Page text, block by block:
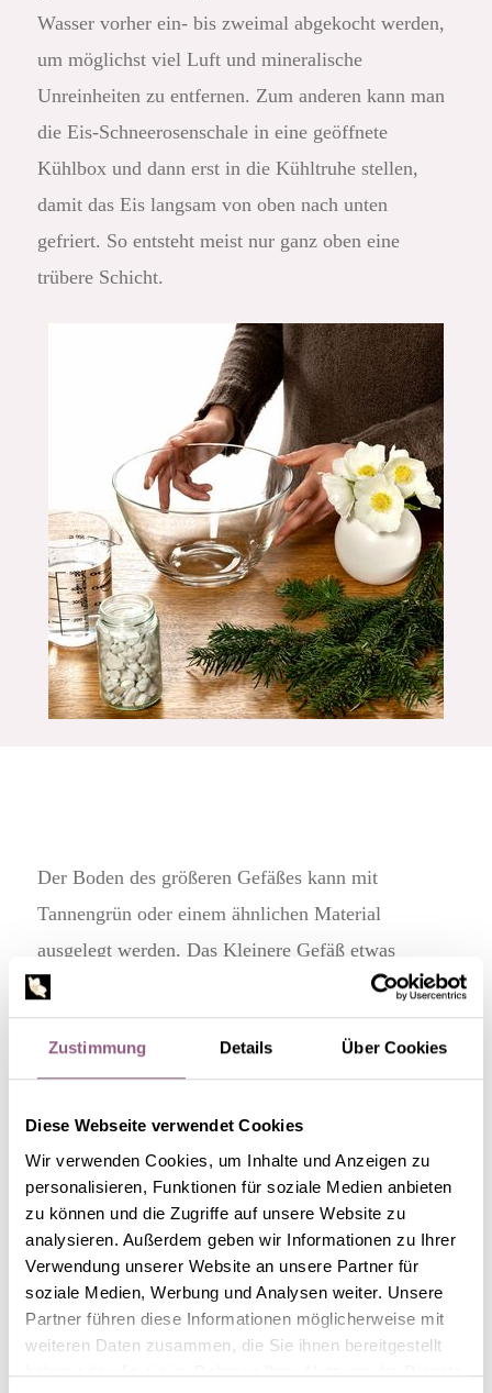
Zustimmung Details Über Cookies
Diese Webseite verwendet Cookies
Wir verwenden Cookies, um Inhalte und Anzeigen zu
personalisieren, Funktionen für soziale Medien anbieten
zu können und die Zugriffe auf unsere Website zu
analysieren. Außerdem geben wir Informationen zu Ihrer
Verwendung unserer Website an unsere Partner für
soziale Medien, Werbung und Analysen weiter. Unsere
Partner führen diese Informationen möglicherweise mit
weiteren Daten zusammen, die Sie ihnen bereitgestellt
haben oder die sie im Rahmen Ihrer Nutzung der Dienste
Wasser vorher ein- bis zweimal abgekocht werden,
um möglichst viel Luft und mineralische
Unreinheiten zu entfernen. Zum anderen kann man
die Eis-Schneerosenschale in eine geöffnete
Kühlbox und dann erst in die Kühltruhe stellen,
damit das Eis langsam von oben nach unten
gefriert. So entsteht meist nur ganz oben eine
trübere Schicht.
Der Boden des größeren Gefäßes kann mit
Tannengrün oder einem ähnlichen Material
ausgelegt werden. Das Kleinere Gefäß etwas
ausbalancieren oder einfach festhalten und mit Sand
oder kleinen Kieselsteinen füllen, denn sonst
schwimmt das Gefäß. Die Christrosen so anordnen,
Dazu ist etwas Fingerspitzengefühl gefragt, aber
kleine Unregelmäßigkeiten sind bei diesem DIY-
Projekt durchaus gewünscht. Sind
Christrosenblüten und Tannengrün zwischen den
beiden Gefäßen platziert, vorsichtig und langsam
den Zwischenraum mit Wasser auffüllen. Jetzt ab
damit in die Gefriertruhe oder den Eisschrank und